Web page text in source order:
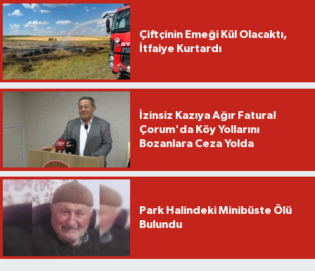
Çiftçinin Emeği Kül Olacaktı,
İtfaiye Kurtardı
İzinsiz Kazıya Ağır Fatura!
Çorum'da Köy Yollarını
Bozanlara Ceza Yolda
Park Halindeki Minibüste Ölü
Bulundu